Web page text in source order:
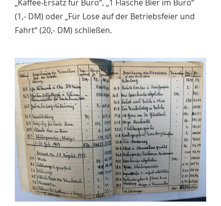
„Kaffee-Ersatz für Büro“, „1 Flasche Bier im Büro“
(1,- DM) oder „Für Lose auf der Betriebsfeier und
Fahrt“ (20,- DM) schließen.